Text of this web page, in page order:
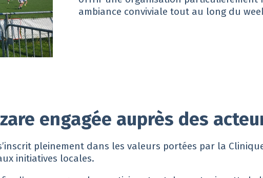
ambiance conviviale tout au long du
engagée auprès des
pleinement dans les valeurs portées par la
initiatives locales.